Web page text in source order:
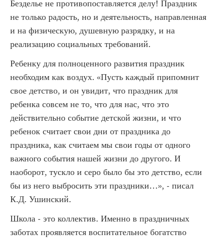
Безделье не противопоставляется делу! Праздник
не только радость, но и деятельность, направленная
и на физическую, душевную разрядку, и на
реализацию социальных требований.
Ребенку для полноценного развития праздник
необходим как воздух. «Пусть каждый припомнит
свое детство, и он увидит, что праздник для
ребенка совсем не то, что для нас, что это
действительно событие детской жизни, и что
ребенок считает свои дни от праздника до
праздника, как считаем мы свои годы от одного
важного события нашей жизни до другого. И
наоборот, тускло и серо было бы это детство, если
бы из него выбросить эти праздники…», - писал
К.Д. Ушинский.
Школа - это коллектив. Именно в праздничных
заботах проявляется воспитательное богатство